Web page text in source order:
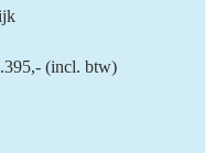
(incl. btw)